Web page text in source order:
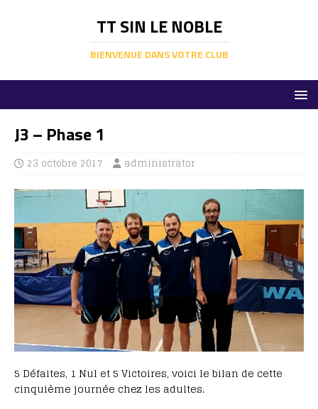
TT SIN LE NOBLE
BIENVENUE DANS VOTRE CLUB
J3 – Phase 1
23 octobre 2017 administrator
5 Défaites, 1 Nul et 5 Victoires, voici le bilan de cette
cinquième journée chez les adultes.